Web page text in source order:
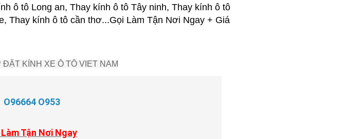
ô tô Long an, Thay kính ô tô Tây ninh, Thay kính ô tô
Thay kính ô tô cần thơ...Gọi Làm Tận Nơi Ngay + Giá
KÍNH XE Ô TÔ VIET NAM
O96664 O953
Tận Nơi Ngay